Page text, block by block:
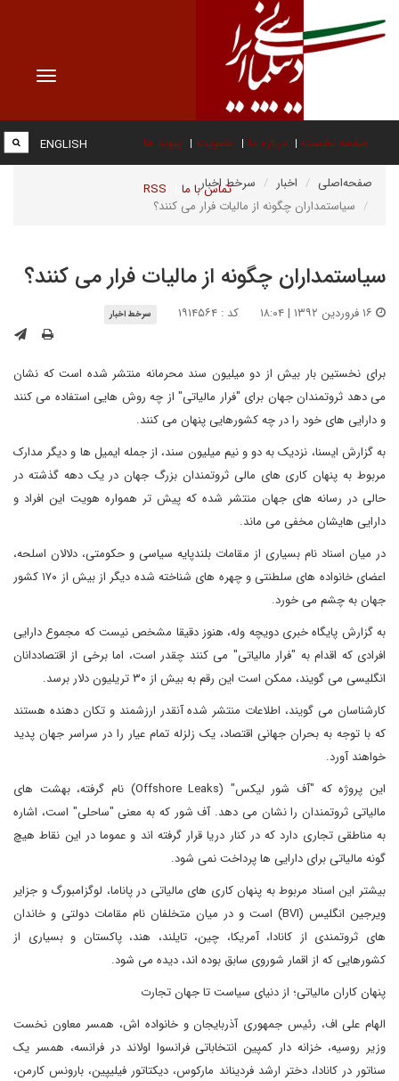
Toggle
صفحه نخست درباره ما عضویت پیوند ها
تماس با ما RSS
ENGLISH
صفحه‌اصلی اخبار
سرخط اخبار
سیاستمداران چگونه از مالیات فرار می کنند؟
سیاستمداران چگونه از مالیات فرار می کنند؟
کد : ۱۹۱۴۵۶۴ سرخط اخبار
برای نخستین بار بیش از دو میلیون سند محرمانه منتشر شده است که نشان
می دهد ثروتمندان جهان برای "فرار مالیاتی" از چه روش هایی استفاده می کنند
و دارایی های خود را در چه کشورهایی پنهان می کنند.
به گزارش ایسنا، نزدیک به دو و نیم میلیون سند، از جمله ایمیل ها و دیگر مدارک
مربوط به پنهان کاری های مالی ثروتمندان بزرگ جهان در یک دهه گذشته در
حالی در رسانه های جهان منتشر شده که پیش تر همواره هویت این افراد و
دارایی هایشان مخفی می ماند.
در میان اسناد نام بسیاری از مقامات بلندپایه سیاسی و حکومتی، دلالان اسلحه،
اعضای خانواده های سلطنتی و چهره های شناخته شده دیگر از بیش از ۱۷۰ کشور
جهان به چشم می خورد.
به گزارش پایگاه خبری دویچه وله، هنوز دقیقا مشخص نیست که مجموع دارایی
افرادی که اقدام به "فرار مالیاتی" می کنند چقدر است، اما برخی از اقتصاددانان
انگلیسی می گویند، ممکن است این رقم به بیش از ۳۰ تریلیون دلار برسد.
کارشناسان می گویند، اطلاعات منتشر شده آنقدر ارزشمند و تکان دهنده هستند
که با توجه به بحران جهانی اقتصاد، یک زلزله تمام عیار را در سراسر جهان پدید
خواهند آورد.
این پروژه که "آف شور لیکس" (Offshore Leaks) نام گرفته، بهشت های
مالیاتی ثروتمندان را نشان می دهد. آف شور که به معنی "ساحلی" است، اشاره
به مناطقی تجاری دارد که در کنار دریا قرار گرفته اند و عموما در این نقاط هیچ
گونه مالیاتی برای دارایی ها پرداخت نمی شود.
بیشتر این اسناد مربوط به پنهان کاری های مالیاتی در پاناما، لوگزامبورگ و جزایر
ویرجین انگلیس (BVI) است و در میان متخلفان نام مقامات دولتی و خاندان
های ثروتمندی از کانادا، آمریکا، چین، تایلند، هند، پاکستان و بسیاری از
کشورهایی که از اقمار شوروی سابق بوده اند، دیده می شود.
پنهان کاران مالیاتی؛ از دنیای سیاست تا جهان تجارت
الهام علی اف، رئیس جمهوری آذربایجان و خانواده اش، همسر معاون نخست
وزیر روسیه، خزانه دار کمپین انتخاباتی فرانسوا اولاند در فرانسه، همسر یک
سناتور در کانادا، دختر ارشد فردیناند مارکوس، دیکتاتور فیلیپین، بارونس کارمن،